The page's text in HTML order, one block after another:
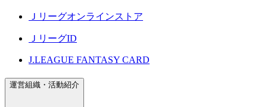
Ｊリーグオンラインストア
ＪリーグID
J.LEAGUE FANTASY CARD
運営組織・活動紹介